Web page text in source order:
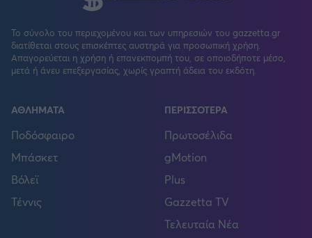
Το σύνολο του περιεχομένου και των υπηρεσιών του gazzetta.gr
διατίθεται στους επισκέπτες αυστηρά για προσωπική χρήση.
Απαγορεύεται η χρήση ή επανεκπομπή του, σε οποιοδήποτε μέσο,
μετά ή άνευ επεξεργασίας, χωρίς γραπτή άδεια του εκδότη.
ΑΘΛΗΜΑΤΑ
Ποδόσφαιρο
Μπάσκετ
Βόλεϊ
Τέννις
ΠΕΡΙΣΣΟΤΕΡΑ
Πρωτοσέλιδα
gMotion
Plus
Gazzetta TV
Τελευταία Νέα